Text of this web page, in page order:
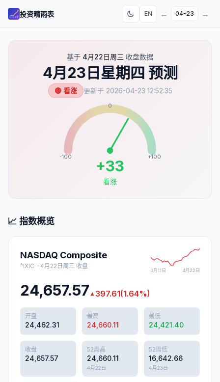
投资晴雨表 EN ← 04-23 →
基于 4月22日周三 收盘数据
4月23日星期四 预测
🔴 看涨 更新于 2026-04-23 12:52:35
-100
0
+100
+33
看涨
📈 指数概览
NASDAQ Composite
^IXIC · 4月22日周三 收盘
3月11日 4月22日
24,657.57 ▲ 397.61(1.64%)
开盘
24,462.31
最高
24,660.11
最低
24,421.40
收盘
24,657.57
52周高
24,660.11
4月22日
52周低
16,642.66
4月23日